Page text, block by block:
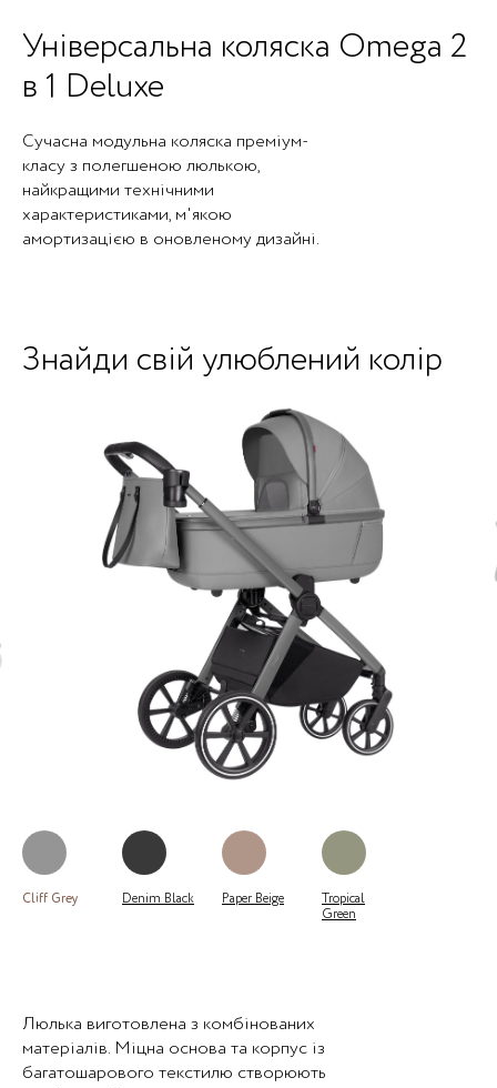
Універсальна коляска Omega 2
в 1 Deluxe
Сучасна модульна коляска преміум-
класу з полегшеною люлькою,
найкращими технічними
характеристиками, м'якою
амортизацією в оновленому дизайні.
Знайди свій улюблений колір
Cliff Grey Denim Black Paper Beige
Tropical
Green
Люлька виготовлена з комбінованих
матеріалів. Міцна основа та корпус із
багатошарового текстилю створюють